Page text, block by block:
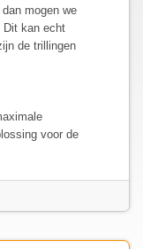
mogen we
Dit kan echt
de trillingen
voor de